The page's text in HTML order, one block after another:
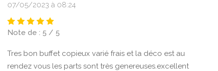
07/05/2023 à 08:24
Note de : 5 / 5
Tres bon buffet copieux varié frais et la déco est au
rendez vous les parts sont très genereuses.excellent